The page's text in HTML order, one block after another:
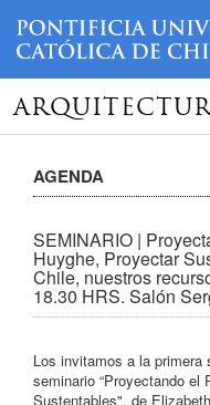
AGENDA
SEMINARIO |
Huyghe, Proyectar
Chile, nuestros
18.30 HRS. Salón
Los invitamos a la primera
seminario “Proyectando el
Sustentables", de